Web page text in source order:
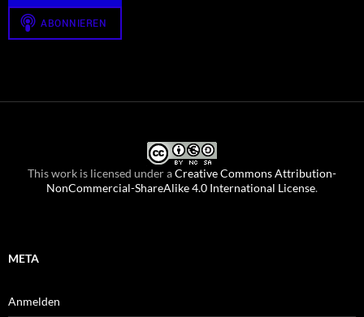
This work is licensed under aCreative Commons Attribution-
NonCommercial-ShareAlike 4.0 International License.
META
Anmelden